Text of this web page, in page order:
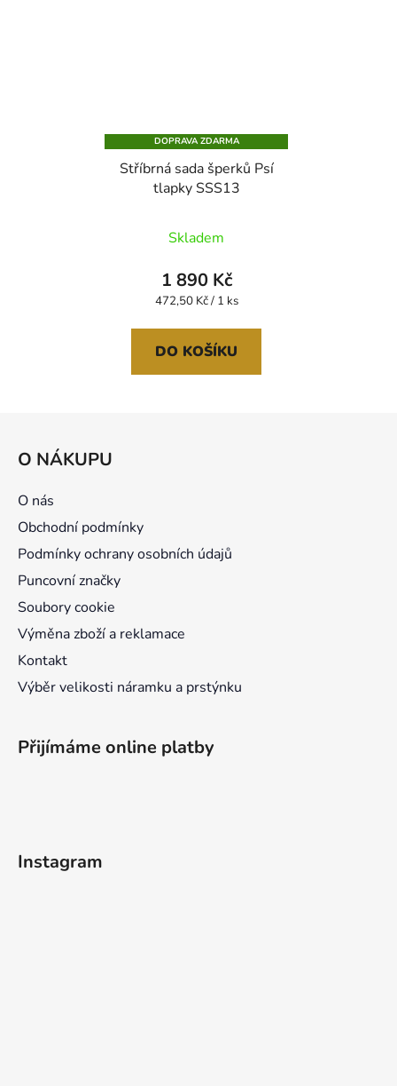
DOPRAVA ZDARMA
Stříbrná sada šperků Psí
tlapky SSS13
hodnocení
produktu
je
z
Skladem
1 890 Kč
Měrná
472,50 Kč / 1 ks
DO KOŠÍKU
O NÁKUPU
O nás
Obchodní podmínky
Podmínky ochrany osobních údajů
Puncovní značky
Soubory cookie
Výměna zboží a reklamace
Kontakt
Výběr velikosti náramku a prstýnku
Přijímáme online platby
Instagram